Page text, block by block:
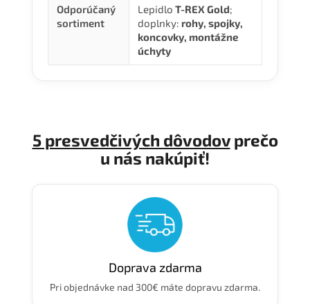
Odporúčaný
sortiment
Lepidlo T-REX Gold;
doplnky: rohy, spojky,
koncovky, montážne
úchyty
5 presvedčivých dôvodovprečo
u nás nakúpiť!
Doprava zdarma
Pri objednávke nad 300€ máte dopravu zdarma.